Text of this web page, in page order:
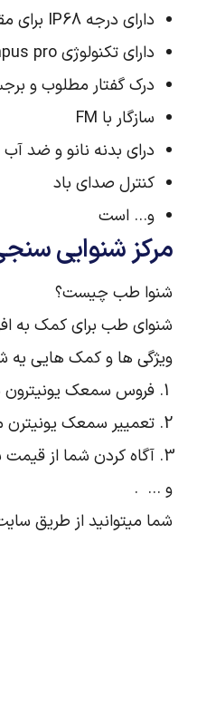
دارای درجه IP68 برای مقاومت در برابر رطوبت و همنیطور گرد و غبار؛
دارای تکنولوژی Tempus pro و Sound Conductor SP؛
درک گفتار مطلوب و
سازگار با FM
درای بدنه نانو و ضد آب
کنترل صدای باد
و… است
مرکز شنوایی
شنوا طب چیست؟
شنوای طب برای کمک به
ویژگی ها و کمک هایی یه
فروس سمعک
تعمییر سمعک
آگاه کردن شما از
و … .
شما میتوانید از طریق